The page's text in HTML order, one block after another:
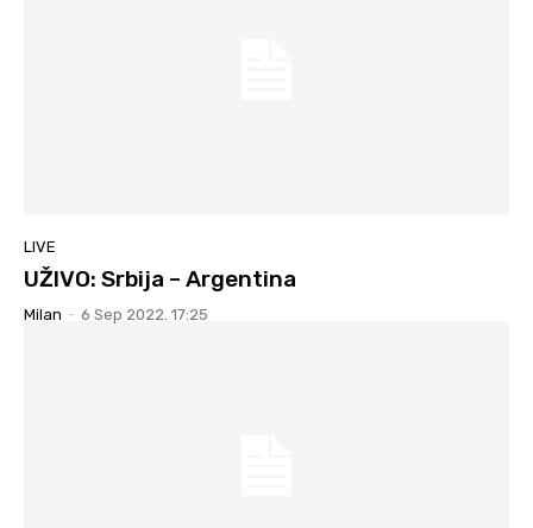
LIVE
UŽIVO: Srbija – Argentina
Milan - 6 Sep 2022. 17:25